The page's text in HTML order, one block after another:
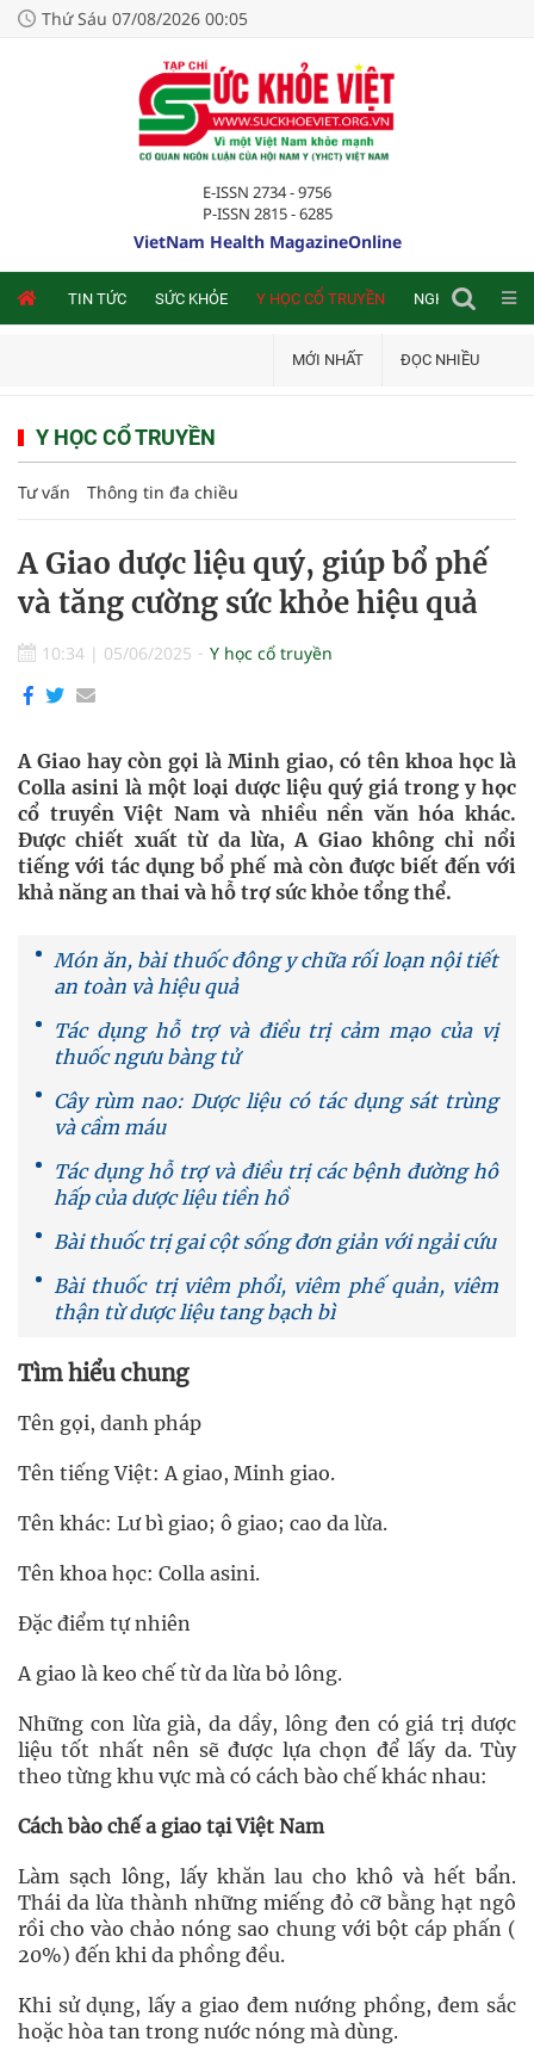
Thứ Sáu 07/08/2026 00:05
E-ISSN 2734 - 9756
P-ISSN 2815 - 6285
VietNam Health MagazineOnline
TIN TỨC SỨC KHỎE Y HỌC CỔ TRUYỀN NGHIÊN CỨU
MỚI NHẤT ĐỌC NHIỀU
Y HỌC CỔ TRUYỀN
Tư vấn Thông tin đa chiều
A Giao dược liệu quý, giúp bổ phế
và tăng cường sức khỏe hiệu quả
10:34 | 05/06/2025 Y học cổ truyền
A Giao hay còn gọi là Minh giao, có tên khoa học là
Colla asini là một loại dược liệu quý giá trong y học
cổ truyền Việt Nam và nhiều nền văn hóa khác.
Được chiết xuất từ da lừa, A Giao không chỉ nổi
tiếng với tác dụng bổ phế mà còn được biết đến với
khả năng an thai và hỗ trợ sức khỏe tổng thể.
Món ăn, bài thuốc đông y chữa rối loạn nội tiết
an toàn và hiệu quả
Tác dụng hỗ trợ và điều trị cảm mạo của vị
thuốc ngưu bàng tử
Cây rùm nao: Dược liệu có tác dụng sát trùng
và cầm máu
Tác dụng hỗ trợ và điều trị các bệnh đường hô
hấp của dược liệu tiền hồ
Bài thuốc trị gai cột sống đơn giản với ngải cứu
Bài thuốc trị viêm phổi, viêm phế quản, viêm
thận từ dược liệu tang bạch bì
Tìm hiểu chung
Tên gọi, danh pháp
Tên tiếng Việt: A giao, Minh giao.
Tên khác: Lư bì giao; ô giao; cao da lừa.
Tên khoa học: Colla asini.
Đặc điểm tự nhiên
A giao là keo chế từ da lừa bỏ lông.
Những con lừa già, da dầy, lông đen có giá trị dược
liệu tốt nhất nên sẽ được lựa chọn để lấy da. Tùy
theo từng khu vực mà có cách bào chế khác nhau:
Cách bào chế a giao tại Việt Nam
Làm sạch lông, lấy khăn lau cho khô và hết bẩn.
Thái da lừa thành những miếng đỏ cỡ bằng hạt ngô
rồi cho vào chảo nóng sao chung với bột cáp phấn (
20%) đến khi da phồng đều.
Khi sử dụng, lấy a giao đem nướng phồng, đem sắc
hoặc hòa tan trong nước nóng mà dùng.